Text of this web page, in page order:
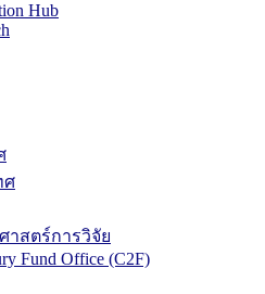
Hub
ศ
สตร์การวิจัย
Fund Office (C2F)